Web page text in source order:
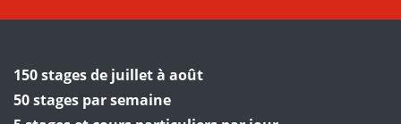
150 stages de juillet à août
50 stages par semaine